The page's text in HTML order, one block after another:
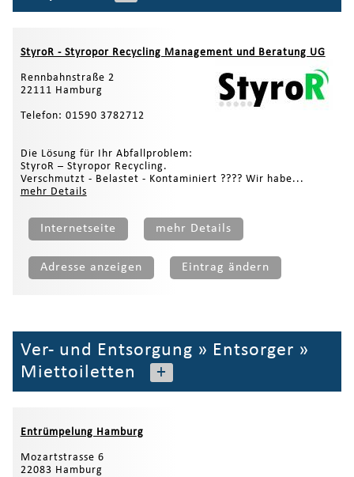
StyroR - Styropor Recycling Management und Beratung UG
Rennbahnstraße 2
22111 Hamburg
Telefon: 01590 3782712
Die Lösung für Ihr Abfallproblem:
StyroR – Styropor Recycling.
Verschmutzt - Belastet - Kontaminiert ???? Wir habe...
mehr Details
Internetseite mehr Details
Adresse anzeigen Eintrag ändern
Ver- und Entsorgung » Entsorger »
Miettoiletten
+
Entrümpelung Hamburg
Mozartstrasse 6
22083 Hamburg